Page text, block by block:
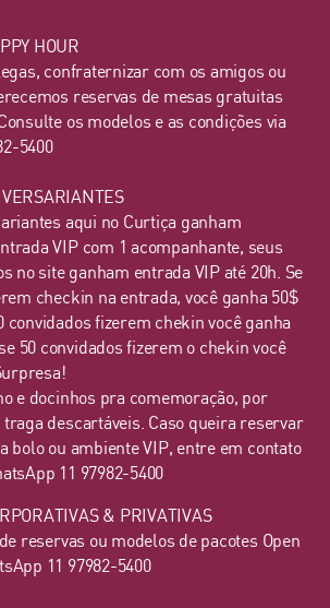
HOUR
confraternizar com os amigos ou
reservas de mesas gratuitas
os modelos e as condições via
5400
aqui no Curtiça ganham
VIP com 1 acompanhante, seus
no site ganham entrada VIP até 20h. Se
checkin na entrada, você ganha 50$
convidados fizerem chekin você ganha
50 convidados fizerem o chekin você
e docinhos pra comemoração, por
descartáveis. Caso queira reservar
bolo ou ambiente VIP, entre em contato
11 97982-5400
& PRIVATIVAS
reservas ou modelos de pacotes Open
11 97982-5400